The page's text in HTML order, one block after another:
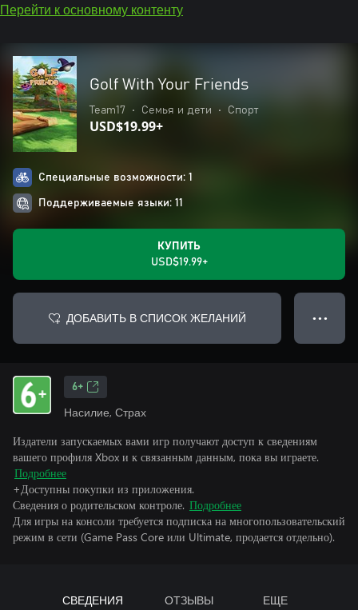
Перейти к основному контенту
Golf With Your Friends
Team17 • Семья и дети • Спорт
USD$19.99+
Специальные возможности: 1
Поддерживаемые языки: 11
КУПИТЬ
USD$19.99+
ДОБАВИТЬ В СПИСОК ЖЕЛАНИЙ ● ● ●
6+
Насилие, Страх
Издатели запускаемых вами игр получают доступ к сведениям
вашего профиля Xbox и к связанным данным, пока вы играете.
Подробнее
+Доступны покупки из приложения.
Сведения о родительском контроле. Подробнее
Для игры на консоли требуется подписка на многопользовательский
режим в сети (Game Pass Core или Ultimate, продается отдельно).
СВЕДЕНИЯ ОТЗЫВЫ ЕЩЕ